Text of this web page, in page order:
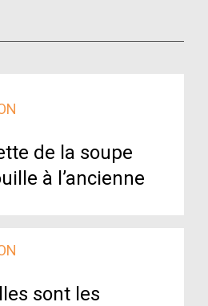
de la soupe
à l’ancienne
sont les